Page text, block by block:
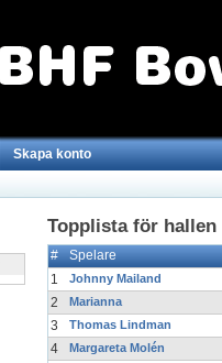
Skapa konto
Topplista för hallen
#
Spelare
1
Johnny Mailand
2 Marianna
3 Thomas Lindman
4 Margareta Molén